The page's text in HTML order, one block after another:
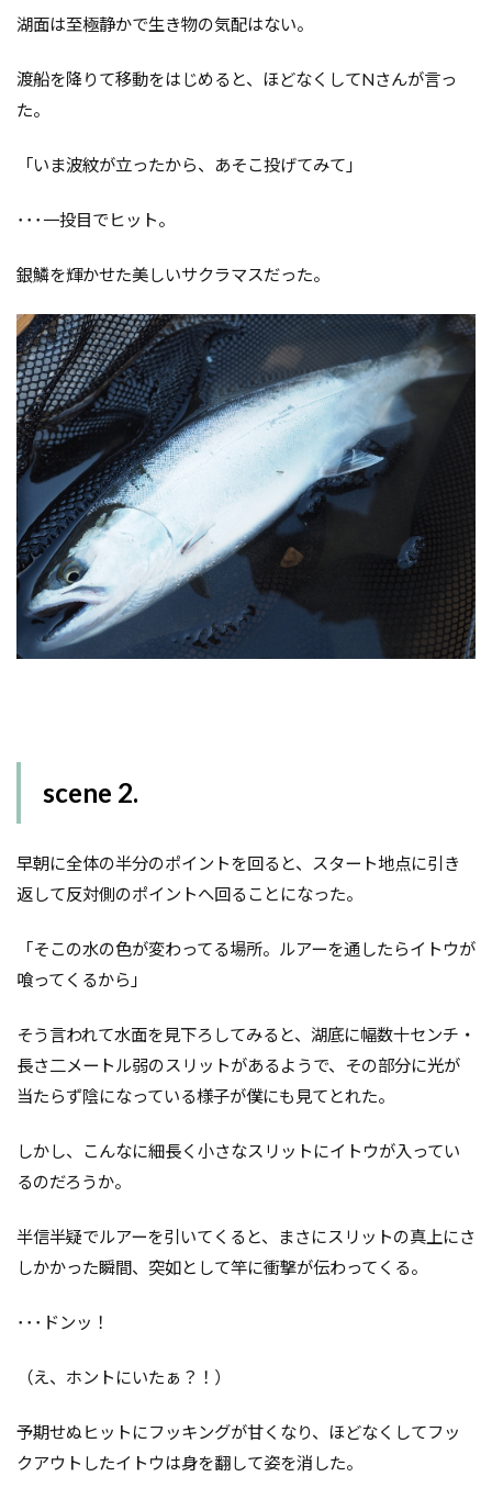
湖面は至極静かで生き物の気配はない。
渡船を降りて移動をはじめると、ほどなくしてNさんが言っ
た。
「いま波紋が立ったから、あそこ投げてみて」
･･･一投目でヒット。
銀鱗を輝かせた美しいサクラマスだった。
scene 2.
早朝に全体の半分のポイントを回ると、スタート地点に引き
返して反対側のポイントへ回ることになった。
「そこの水の色が変わってる場所。ルアーを通したらイトウが
喰ってくるから」
そう言われて水面を見下ろしてみると、湖底に幅数十センチ・
長さ二メートル弱のスリットがあるようで、その部分に光が
当たらず陰になっている様子が僕にも見てとれた。
しかし、こんなに細長く小さなスリットにイトウが入ってい
るのだろうか。
半信半疑でルアーを引いてくると、まさにスリットの真上にさ
しかかった瞬間、突如として竿に衝撃が伝わってくる。
･･･ドンッ！
（え、ホントにいたぁ？！）
予期せぬヒットにフッキングが甘くなり、ほどなくしてフッ
クアウトしたイトウは身を翻して姿を消した。